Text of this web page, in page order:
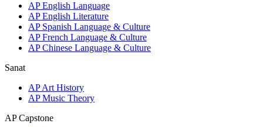
AP English Language
AP English Literature
AP Spanish Language & Culture
AP French Language & Culture
AP Chinese Language & Culture
Sanat
AP Art History
AP Music Theory
AP Capstone